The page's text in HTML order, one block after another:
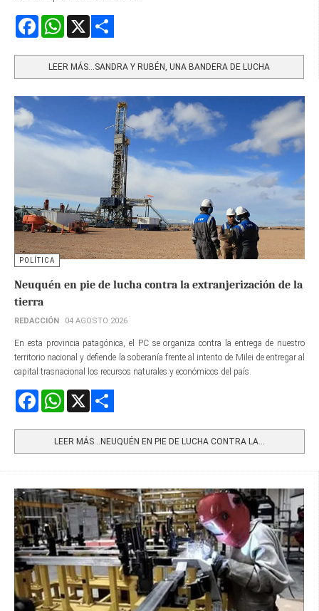
FacebookWhatsApp
LEER MÁS…SANDRA Y RUBÉN, UNA BANDERA DE LUCHA
POLÍTICA
Neuquén en pie de lucha contra la extranjerización de la
tierra
REDACCIÓN 04 AGOSTO 2026
En esta provincia patagónica, el PC se organiza contra la entrega de nuestro
territorio nacional y defiende la soberanía frente al intento de Milei de entregar al
capital trasnacional los recursos naturales y económicos del país.
FacebookWhatsApp
LEER MÁS…NEUQUÉN EN PIE DE LUCHA CONTRA LA...